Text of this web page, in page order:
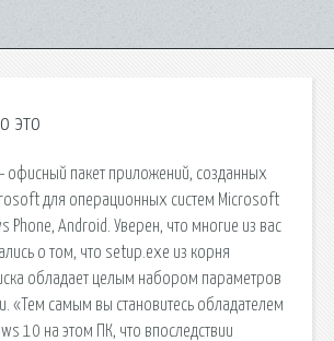
это
пакет приложений, созданных
для операционных систем Microsoft
Phone, Android. Уверен, что многие из вас
о том, что setup.exe из корня
обладает целым набором параметров
«Тем самым вы становитесь обладателем
10 на этом ПК, что впоследствии